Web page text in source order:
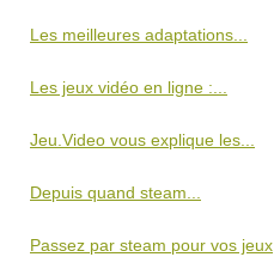
Les meilleures adaptations...
Les jeux vidéo en ligne :...
Jeu.Video vous explique les...
Depuis quand steam...
Passez par steam pour vos jeux